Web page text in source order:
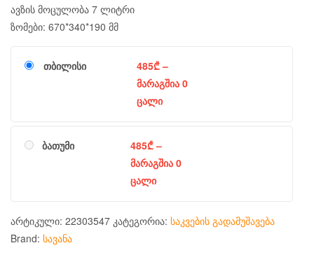
ავზის მოცულობა 7 ლიტრი
ზომები: 670*340*190 მმ
თბილისი 485₾–
მარაგშია 0
ცალი
ბათუმი 485₾–
მარაგშია 0
ცალი
არტიკული: 22303547 კატეგორია: საკვების გადამუშავება
Brand: სავანა